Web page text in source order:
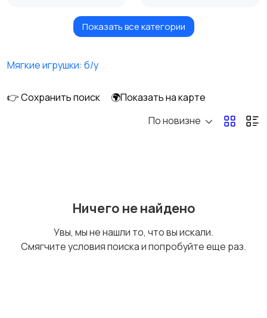
Мягкие игрушки Настольные игры
Показать все категории
Мягкие игрушки: б/у
👉 Сохранить поиск
🌍Показать на карте
По новизне
Ничего не найдено
Увы, мы не нашли то, что вы искали.
Смягчите условия поиска и попробуйте еще раз.